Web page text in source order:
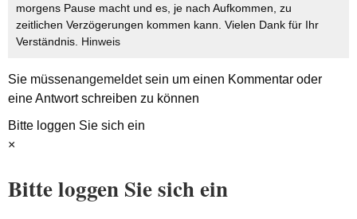
morgens Pause macht und es, je nach Aufkommen, zu
zeitlichen Verzögerungen kommen kann. Vielen Dank für Ihr
Verständnis. Hinweis
Sie müssenangemeldetsein um einen Kommentar oder
eine Antwort schreiben zu können
Bitte loggen Sie sich ein
×
Bitte loggen Sie sich ein